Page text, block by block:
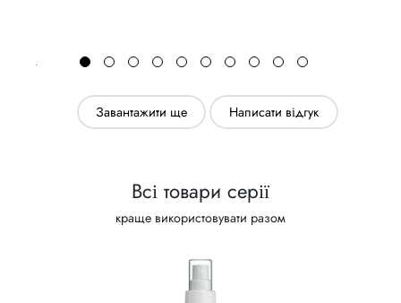
Завантажити ще Написати відгук
Всі товари серії
краще використовувати разом